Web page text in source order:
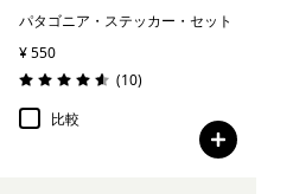
パタゴニア・ステッカー・セット
¥ 550
評価: 4.6 / 5
(10レビュー
)
比較